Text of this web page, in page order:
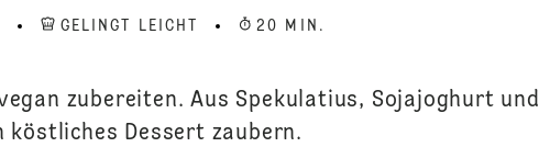
GELINGT LEICHT 20 MIN.
zubereiten. Aus Spekulatius, Sojajoghurt und
köstliches Dessert zaubern.